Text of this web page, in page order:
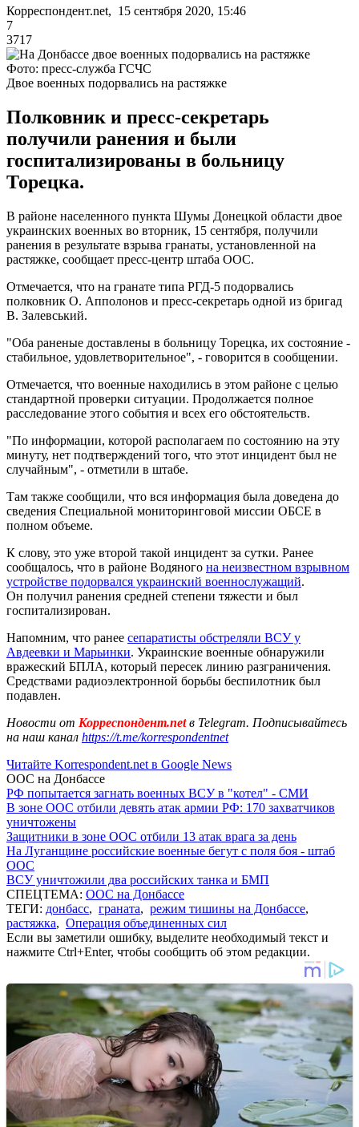
Корреспондент.net, 15 сентября 2020, 15:46
7
3717
Фото: пресс-служба ГСЧС
Двое военных подорвались на растяжке
Полковник и пресс-секретарь
получили ранения и были
госпитализированы в больницу
Торецка.
В районе населенного пункта Шумы Донецкой области двое
украинских военных во вторник, 15 сентября, получили
ранения в результате взрыва гранаты, установленной на
растяжке, сообщает пресс-центр штаба ООС.
Отмечается, что на гранате типа РГД-5 подорвались
полковник О. Апполонов и пресс-секретарь одной из бригад
В. Залевський.
"Оба раненые доставлены в больницу Торецка, их состояние -
стабильное, удовлетворительное", - говорится в сообщении.
Отмечается, что военные находились в этом районе с целью
стандартной проверки ситуации. Продолжается полное
расследование этого события и всех его обстоятельств.
"По информации, которой располагаем по состоянию на эту
минуту, нет подтверждений того, что этот инцидент был не
случайным", - отметили в штабе.
Там также сообщили, что вся информация была доведена до
сведения Специальной мониторинговой миссии ОБСЕ в
полном объеме.
К слову, это уже второй такой инцидент за сутки. Ранее
сообщалось, что в районе Водяного на неизвестном взрывном
устройстве подорвался украинский военнослужащий.
Он получил ранения средней степени тяжести и был
госпитализирован.
Напомним, что ранее сепаратисты обстреляли ВСУ у
Авдеевки и Марьинки. Украинские военные обнаружили
вражеский БПЛА, который пересек линию разграничения.
Средствами радиоэлектронной борьбы беспилотник был
подавлен.
Новости от Корреспондент.netв Telegram. Подписывайтесь
на наш канал https://t.me/korrespondentnet
Читайте Korrespondent.net в Google News
ООС на Донбассе
РФ попытается загнать военных ВСУ в "котел" - СМИ
В зоне ООС отбили девять атак армии РФ: 170 захватчиков
уничтожены
Защитники в зоне ООС отбили 13 атак врага за день
На Луганщине российские военные бегут с поля боя - штаб
ООС
ВСУ уничтожили два российских танка и БМП
СПЕЦТЕМА: ООС на Донбассе
ТЕГИ: донбасс, граната, режим тишины на Донбассе,
растяжка, Операция объединенных сил
Если вы заметили ошибку, выделите необходимый текст и
нажмите Ctrl+Enter, чтобы сообщить об этом редакции.